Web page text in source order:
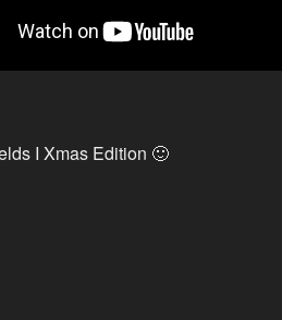
I Xmas Edition 🙂